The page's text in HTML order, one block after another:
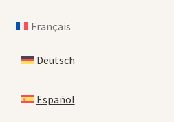
Français
Deutsch
Español